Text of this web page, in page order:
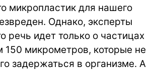
микропластик для нашего
Однако, эксперты
речь идет только о частицах
150 микрометров, которые не
задержаться в организме. А